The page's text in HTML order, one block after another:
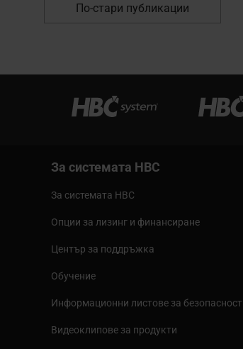
По-стари публикации
За системата HBC
За системата HBC
Опции за лизинг и финансиране
Център за поддръжка
Обучение
Информационни листове за безопасност
Видеоклипове за продукти